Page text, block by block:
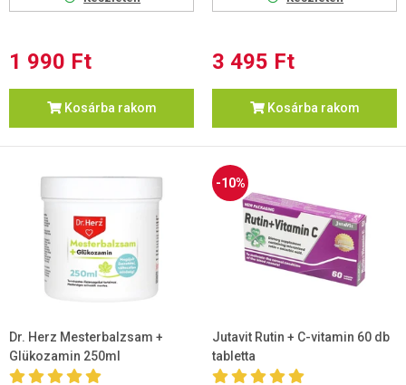
1 990 Ft
Kosárba rakom
3 495 Ft
Kosárba rakom
Dr. Herz Mesterbalzsam +
Glükozamin 250ml
-10%
Jutavit Rutin + C-vitamin 60 db
tabletta